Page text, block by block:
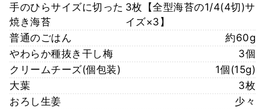
手のひらサイズに切った
焼き海苔
3枚【全型海苔の1/4(4切)サ
イズ×3】
普通のごはん
約60g
やわらか種抜き干し梅
3個
クリームチーズ(個包装)
1個(15g)
大葉
3枚
おろし生姜
少々